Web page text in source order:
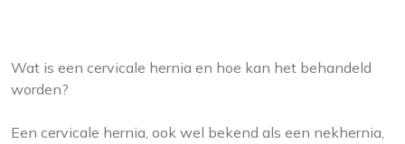
Wat is een cervicale hernia en hoe kan het behandeld
worden?
Een cervicale hernia, ook wel bekend als een nekhernia,